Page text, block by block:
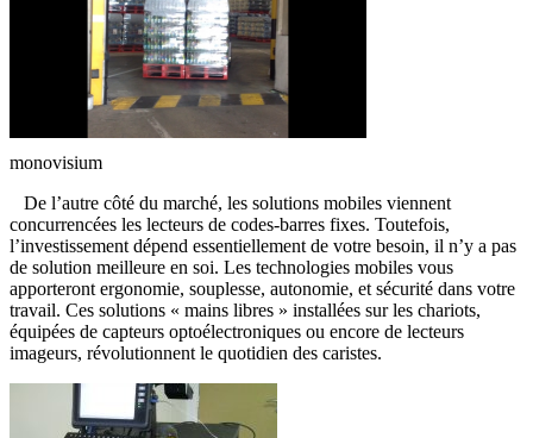
monovisium
De l’autre côté du marché, les solutions mobiles viennent
concurrencées les lecteurs de codes-barres fixes. Toutefois,
l’investissement dépend essentiellement de votre besoin, il n’y a pas
de solution meilleure en soi. Les technologies mobiles vous
apporteront ergonomie, souplesse, autonomie, et sécurité dans votre
travail. Ces solutions « mains libres » installées sur les chariots,
équipées de capteurs optoélectroniques ou encore de lecteurs
imageurs, révolutionnent le quotidien des caristes.